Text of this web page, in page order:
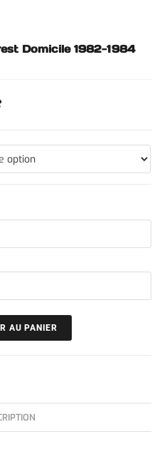
Domicile 1982-1984
AU PANIER